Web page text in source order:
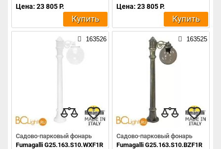
Цена: 23 805 Р.
Купить
Цена: 23 805 Р.
Купить
163526
Садово-парковый фонарь
Fumagalli G25.163.S10.WXF1R
163525
Садово-парковый фонарь
Fumagalli G25.163.S10.BZF1R